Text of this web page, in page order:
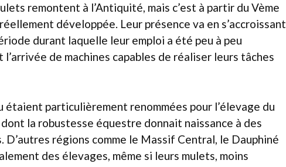
remontent à l’Antiquité, mais c’est à partir du Vème
développée. Leur présence va en s’accroissant
durant laquelle leur emploi a été peu à peu
de machines capables de réaliser leurs tâches
étaient particulièrement renommées pour l’élevage du
la robustesse équestre donnait naissance à des
régions comme le Massif Central, le Dauphiné
des élevages, même si leurs mulets, moins